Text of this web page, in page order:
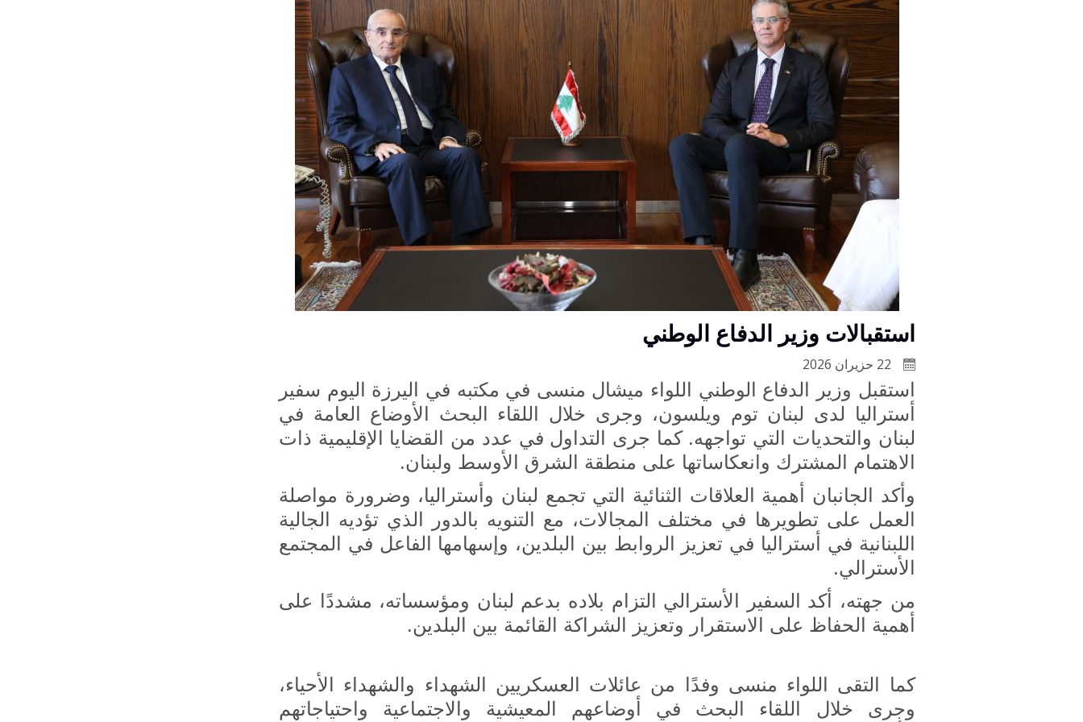
استقبالات وزير الدفاع الوطني
استقبل وزير الدفاع الوطني اللواء ميشال منسى في مكتبه في اليرزة اليوم سفير
أستراليا لدى لبنان توم ويلسون، وجرى خلال اللقاء البحث الأوضاع العامة في
لبنان والتحديات التي تواجهه. كما جرى التداول في عدد من القضايا الإقليمية ذات
الاهتمام المشترك وانعكاساتها على منطقة الشرق الأوسط ولبنان.
وأكد الجانبان أهمية العلاقات الثنائية التي تجمع لبنان وأستراليا، وضرورة مواصلة
العمل على تطويرها في مختلف المجالات، مع التنويه بالدور الذي تؤديه الجالية
اللبنانية في أستراليا في تعزيز الروابط بين البلدين، وإسهامها الفاعل في المجتمع
الأسترالي.
من جهته، أكد السفير الأسترالي التزام بلاده بدعم لبنان ومؤسساته، مشددًا على
أهمية الحفاظ على الاستقرار وتعزيز الشراكة القائمة بين البلدين.
كما التقى اللواء منسى وفدًا من عائلات العسكريين الشهداء والشهداء الأحياء،
وجرى خلال اللقاء البحث في أوضاعهم المعيشية والاجتماعية واحتياجاتهم